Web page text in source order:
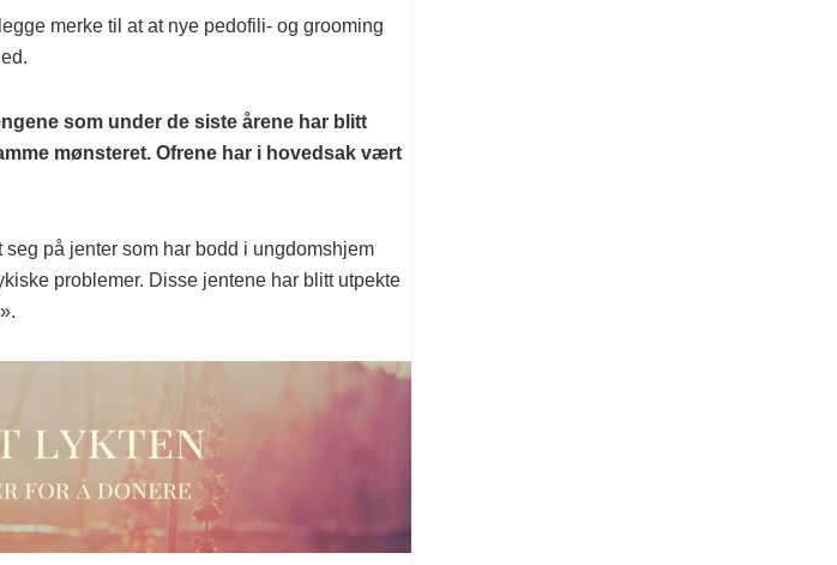
merke til at at nye pedofili- og grooming
som under de siste årene har blitt
mønsteret. Ofrene har i hovedsak vært
seg på jenter som har bodd i ungdomshjem
problemer. Disse jentene har blitt utpekte